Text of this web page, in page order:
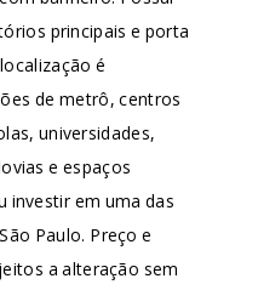
principais e porta
é
de metrô, centros
universidades,
e espaços
investir em uma das
Paulo. Preço e
a alteração sem